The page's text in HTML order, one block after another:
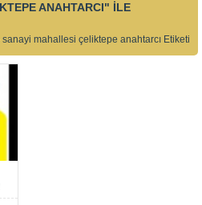
ANAHTARCI" ILE
sanayi mahallesi çeliktepe anahtarcı Etiketi